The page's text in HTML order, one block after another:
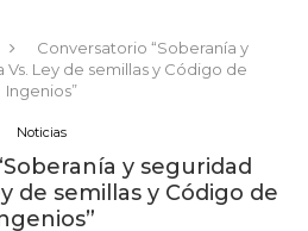
Conversatorio “Soberanía y
Ley de semillas y Código de
Ingenios”
Noticias
y seguridad
de semillas y Código de